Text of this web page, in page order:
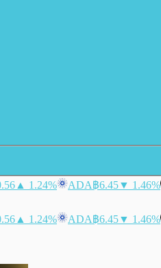
▲ 1.24% ADA฿6.45▼ 1.46%
▲ 1.24% ADA฿6.45▼ 1.46%